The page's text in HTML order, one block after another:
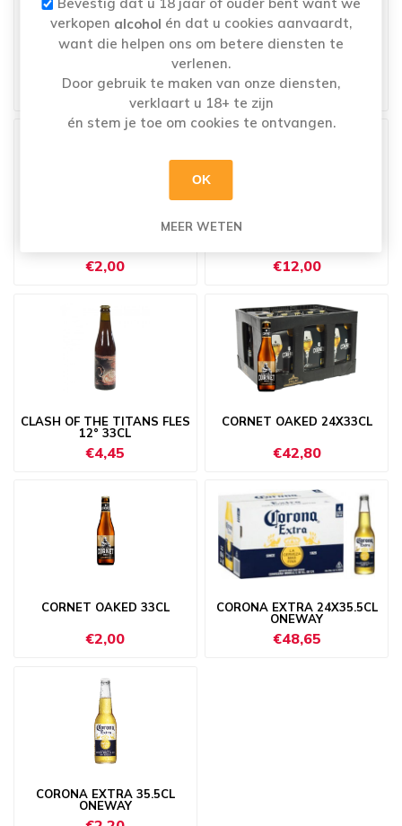
CHIMAY ROOD 7° 6X33CL
€9,90
CHIMAY TRIPEL 8° 24X33CL
€43,85
€2,00 €12,00
CLASH OF THE TITANS FLES
12° 33CL
€4,45
CORNET OAKED 24X33CL
€42,80
CORNET OAKED 33CL
€2,00
CORONA EXTRA 24X35.5CL
ONEWAY
€48,65
CORONA EXTRA 35.5CL
ONEWAY
verkopen alcohol én dat u cookies aanvaardt,
want die helpen ons om betere diensten te
verlenen.
Door gebruik te maken van onze diensten,
verklaart u 18+ te zijn
én stem je toe om cookies te ontvangen.
OK
MEER WETEN